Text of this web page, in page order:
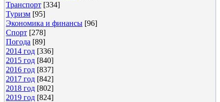
Транспорт [334]
Туризм [95]
Экономика и финансы [96]
Спорт [278]
Погода [89]
2014 год [336]
2015 год [840]
2016 год [837]
2017 год [842]
2018 год [802]
2019 год [824]